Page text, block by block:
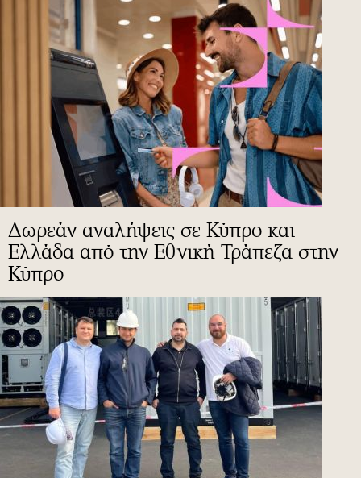
Δωρεάν αναλήψεις σε Κύπρο και
Ελλάδα από την Εθνική Τράπεζα στην
Κύπρο